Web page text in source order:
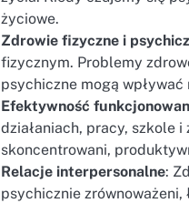
życiowe.
Zdrowie fizyczne i
fizycznym. Problemy
psychiczne mogą
Efektywność
działaniach, pracy, szkole
skoncentrowani,
Relacje interpersonalne:
psychicznie